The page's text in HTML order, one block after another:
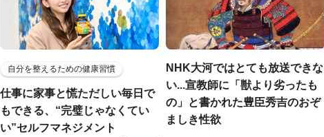
自分を整えるための健康習慣
仕事に家事と慌ただしい毎日で
もできる、“完璧じゃなくてい
い”セルフマネジメント
NHK大河ではとても放送できな
い...宣教師に「獣より劣ったも
の」と書かれた豊臣秀吉のおぞ
ましき性欲